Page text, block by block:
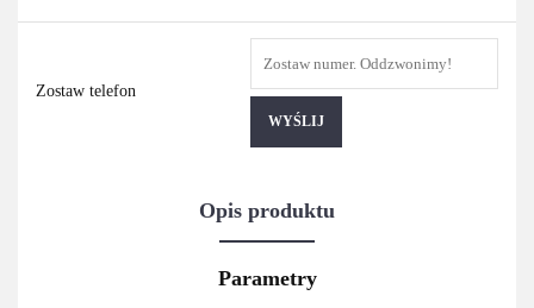
Zostaw telefon
WYŚLIJ
Opis produktu
Parametry